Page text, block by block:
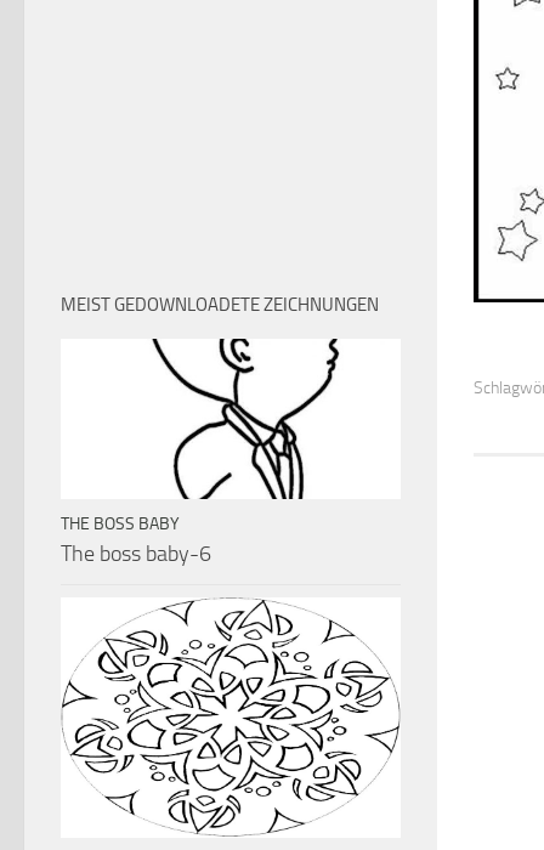
MEIST GEDOWNLOADETE ZEICHNUNGEN
THE BOSS BABY
The boss baby-6